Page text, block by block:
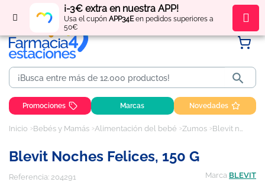
¡-3€ extra en nuestra APP!
Usa el cupón APP34Een pedidos superiores a
50€
Regístratey obténpuntos por tus compras

Promociones Marcas Novedades
Inicio Bebés y Mamás Alimentación del bebé Zumos Blevit noches felices, 150 g
Blevit Noches Felices, 150 G
Referencia: 204291 Marca BLEVIT